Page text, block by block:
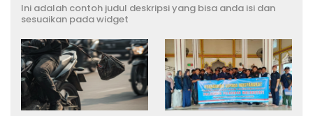
Ini adalah contoh judul deskripsi yang bisa anda isi dan
sesuaikan pada widget